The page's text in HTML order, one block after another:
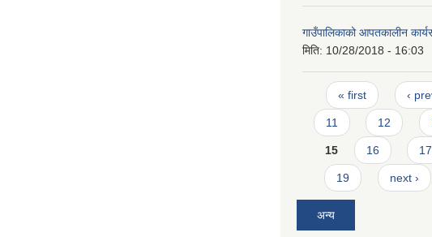
गाउँपालिकाको आपतकालीन
मिति: 10/28/2018 - 16:03
Pages
« first ‹
11 12
15 16 17
19 next ›
अन्य